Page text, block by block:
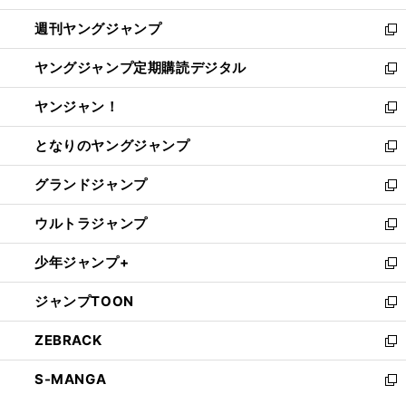
開
く
ウ
で
開
く
ン
ド
ウ
で
開
く
ウ
ィ
ン
ド
ウ
で
開
く
週刊ヤングジャンプ
新
し
い
ウ
ィ
ン
ド
ウ
で
開
く
ヤングジャンプ定期購読デジタル
新
し
い
ウ
ィ
ン
ド
ウ
で
開
く
ヤンジャン！
新
し
い
ウ
ィ
ン
ド
ウ
で
開
く
となりのヤングジャンプ
新
し
い
ウ
ィ
ン
ド
ウ
で
開
く
グランドジャンプ
新
し
い
ウ
ィ
ン
ド
ウ
で
開
く
ウルトラジャンプ
新
し
い
ウ
ィ
ン
ド
ウ
で
少年ジャンプ+
新
し
い
ウ
ィ
ン
ド
ジャンプTOON
新
し
い
ウ
ィ
ZEBRACK
新
し
い
S-MANGA
新